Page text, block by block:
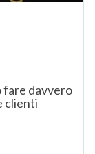
fare davvero
clienti